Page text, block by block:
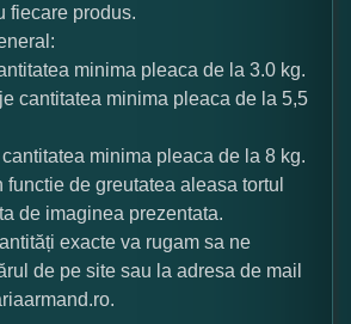
fiecare produs.
minima pleaca de la 3.0 kg.
cantitatea minima pleaca de la 5,5
minima pleaca de la 8 kg.
functie de greutatea aleasa tortul
de imaginea prezentata.
exacte va rugam sa ne
de pe site sau la adresa de mail